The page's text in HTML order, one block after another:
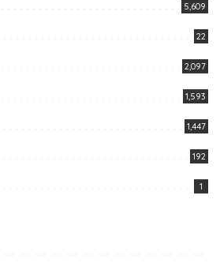
5,609
22
2,097
1,593
1,447
192
1